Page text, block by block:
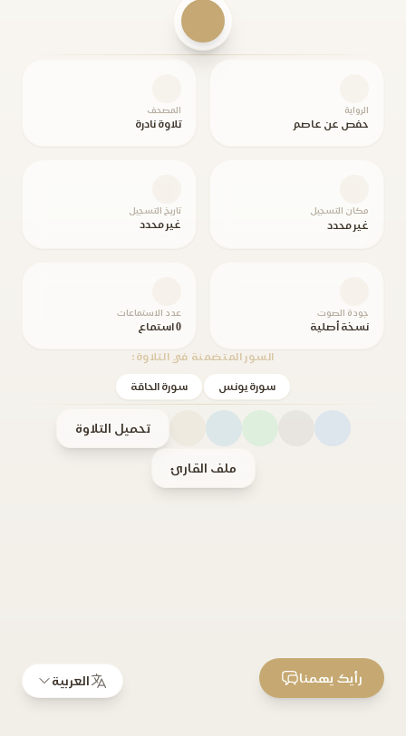
الرواية
حفص عن عاصم
المصحف
تلاوة نادرة
مكان التسجيل
غير محدد
تاريخ التسجيل
غير محدد
جودة الصوت
نسخة أصلية
عدد الاستماعات
0 استماع
السور المتضمنة في التلاوة:
سورة يونس سورة الحاقة
تحميل التلاوة
ملف القارئ
العربية رأيك يهمنا